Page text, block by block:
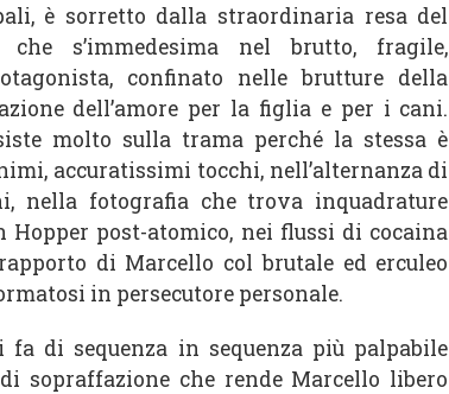
è sorretto dalla straordinaria resa del
s’immedesima nel brutto, fragile,
confinato nelle brutture della
dell’amore per la figlia e per i cani.
molto sulla trama perché la stessa è
accuratissimi tocchi, nell’alternanza di
nella fotografia che trova inquadrature
post-atomico, nei flussi di cocaina
di Marcello col brutale ed erculeo
in persecutore personale.
fa di sequenza in sequenza più palpabile
sopraffazione che rende Marcello libero